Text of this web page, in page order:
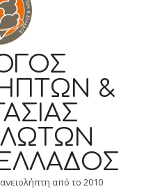
&
από το 2010